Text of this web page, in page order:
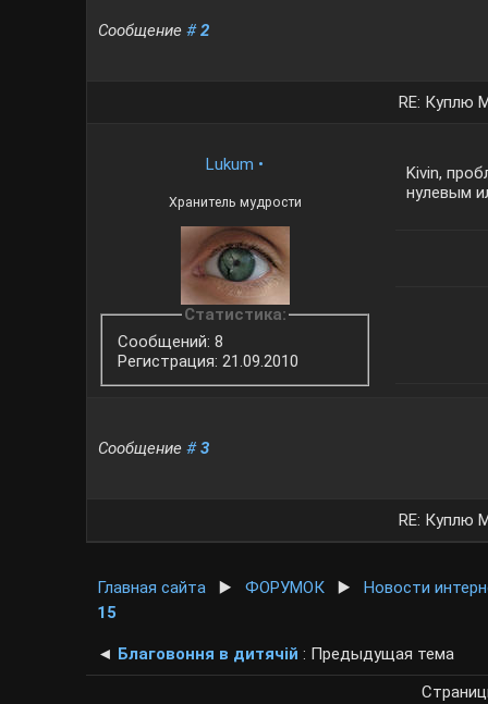
Сообщение#2
RE: Куплю
Lukum •
Хранитель мудрости
Статистика:
Сообщений: 8
Регистрация: 21.09.2010
Kivin,
нулевым
Сообщение#3
RE: Куплю
Главная сайта ▶️ФОРУМОК ▶️Новости
15
◄ Благовоння в дитячій : Предыдущая тема